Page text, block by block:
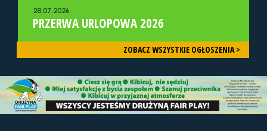
28.07.2026
PRZERWA URLOPOWA 2026
ZOBACZ WSZYSTKIE OGŁOSZENIA >